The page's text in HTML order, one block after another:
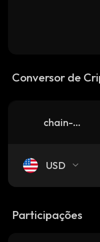
Conversor de
chain-guardians
USD
Participações